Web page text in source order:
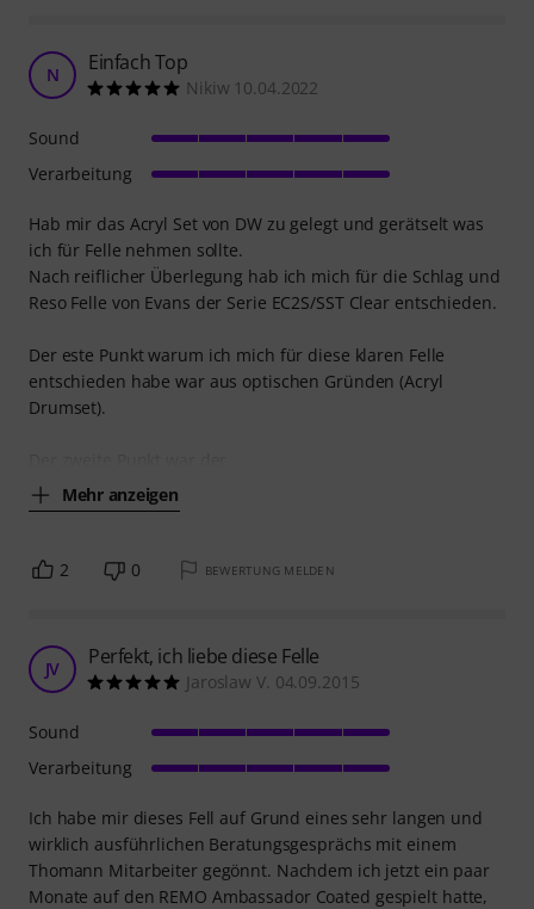
N Einfach Top
Nikiw 10.04.2022
Hab mir das Acryl Set von DW zu gelegt und gerätselt was
ich für Felle nehmen sollte.
Nach reiflicher Überlegung hab ich mich für die Schlag und
Reso Felle von Evans der Serie EC2S/SST Clear entschieden.
Der este Punkt warum ich mich für diese klaren Felle
entschieden habe war aus optischen Gründen (Acryl
Drumset).
Mehr anzeigen
Sound
Verarbeitung
2 0 BEWERTUNG MELDEN
JV Perfekt, ich liebe diese Felle
Jaroslaw V. 04.09.2015
Ich habe mir dieses Fell auf Grund eines sehr langen und
wirklich ausführlichen Beratungsgesprächs mit einem
Thomann Mitarbeiter gegönnt. Nachdem ich jetzt ein paar
Monate auf den REMO Ambassador Coated gespielt hatte,
Sound
Verarbeitung